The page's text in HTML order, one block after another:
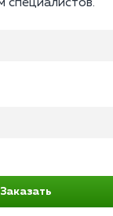
специалистов.
Заказать